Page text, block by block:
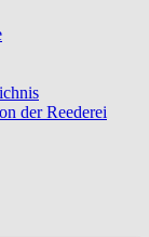
der Reederei